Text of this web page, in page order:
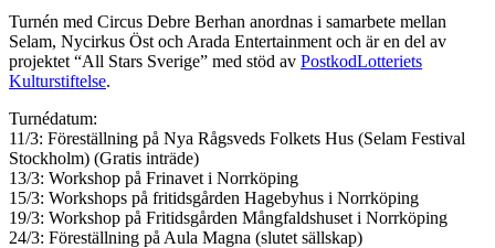
Turnén med Circus Debre Berhan anordnas i samarbete mellan
Selam, Nycirkus Öst och Arada Entertainment och är en del av
projektet “All Stars Sverige” med stöd av PostkodLotteriets
Kulturstiftelse.
Turnédatum:
11/3: Föreställning på Nya Rågsveds Folkets Hus (Selam Festival
Stockholm) (Gratis inträde)
13/3: Workshop på Frinavet i Norrköping
15/3: Workshops på fritidsgården Hagebyhus i Norrköping
19/3: Workshop på Fritidsgården Mångfaldshuset i Norrköping
24/3: Föreställning på Aula Magna (slutet sällskap)